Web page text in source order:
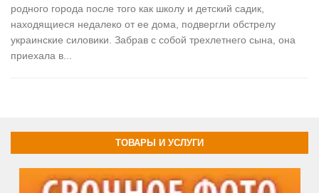
родного города после того как школу и детский садик,
находящиеся недалеко от ее дома, подвергли обстрелу
украинские силовики. Забрав с собой трехлетнего сына, она
приехала в...
ТОВАРЫ И УСЛУГИ